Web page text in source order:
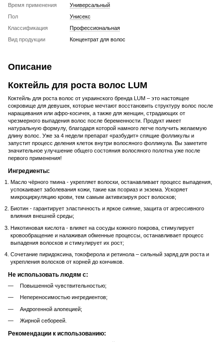
Время применения
Универсальный
Пол
Унисекс
Классификация
Профессиональная
Вид продукции
Концентрат для волос
Описание
Коктейль для роста волос LUM
Коктейль для роста волос от украинского бренда LUM – это настоящее
сокровище для девушек, которые мечтают восстановить структуру волос после
наращивания или афро-косичек, а также для женщин, страдающих от
чрезмерного выпадения волос после беременности. Продукт имеет
натуральную формулу, благодаря которой намного легче получить желаемую
длину волос. Уже за 4 недели препарат «разбудит» спящие фолликулы и
запустит процесс деления клеток внутри волосяного фолликула. Вы заметите
значительное улучшение общего состояния волосяного полотна уже после
первого применения!
Ингредиенты:
Масло чёрного тмина - укрепляет волоски, останавливает процесс выпадения,
успокаивает заболевания кожи, такие как псориаз и экзема. Ускоряет
микроциркуляцию крови, тем самым активизируя рост волосков;
Биотин - гарантирует эластичность и яркое сияние, защита от агрессивного
влияния внешней среды;
Никотиновая кислота - влияет на сосуды кожного покрова, стимулирует
кровообращение и налаживая обменные процессы, останавливает процесс
выпадения волосков и стимулирует их рост;
Сочетание пиридоксина, токоферола и ретинола – сильный заряд для роста и
укрепления волосков от корней до кончиков.
Не использовать людям с:
Повышенной чувствительностью;
Непереносимостью ингредиентов;
Андрогенной алопецией;
Жирной себореей.
Рекомендации к использованию: